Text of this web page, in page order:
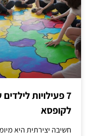
7 פעילויות
לקופסא
חשיבה יצירתית היא